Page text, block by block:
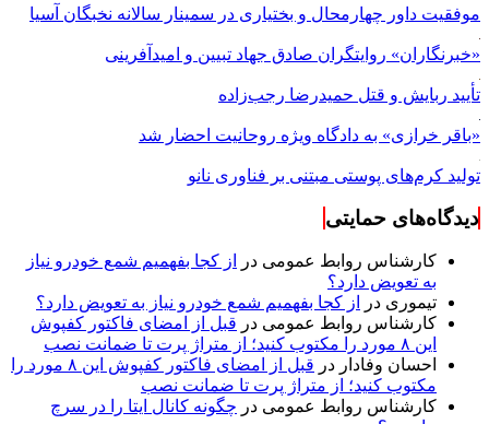
موفقیت داور چهارمحال و بختیاری در سمینار سالانه نخبگان آسیا
«خبرنگاران» روایتگران صادق جهاد تبیین و امیدآفرینی
تأیید ربایش و قتل حمیدرضا رجب‌زاده
«باقر خرازی» به دادگاه ویژه روحانیت احضار شد
تولید کرم‌های پوستی مبتنی بر فناوری نانو
دیدگاه‌های حمایتی
کارشناس روابط عمومی در
از کجا بفهمیم شمع خودرو نیاز
به تعویض دارد؟
تیموری در
از کجا بفهمیم شمع خودرو نیاز به تعویض دارد؟
کارشناس روابط عمومی در قبل از امضای فاکتور کفپوش
این ۸ مورد را مکتوب کنید؛ از متراژ پرت تا ضمانت نصب
احسان وفادار در
قبل از امضای فاکتور کفپوش این ۸ مورد را
مکتوب کنید؛ از متراژ پرت تا ضمانت نصب
کارشناس روابط عمومی در چگونه کانال ایتا را در سرچ